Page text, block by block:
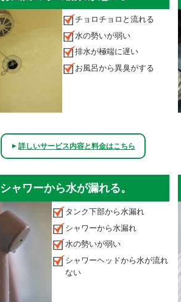
チョロチョロと流れる
水の勢いが弱い
排水が極端に遅い
お風呂から異臭がする
▲詳しいサービス内容と料金はこちら
シャワーから水が漏れる。
タンク下部から水漏れ
シャワーから水漏れ
水の勢いが弱い
シャワーヘッドから水が流れ
ない